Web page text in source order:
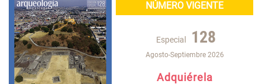
NÚMERO VIGENTE
Especial 128
Agosto-Septiembre 2026
Adquiérela